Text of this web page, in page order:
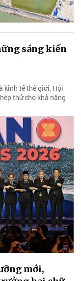
sáng kiến
kinh tế thế giới, Hội
thử cho khả năng
mới,